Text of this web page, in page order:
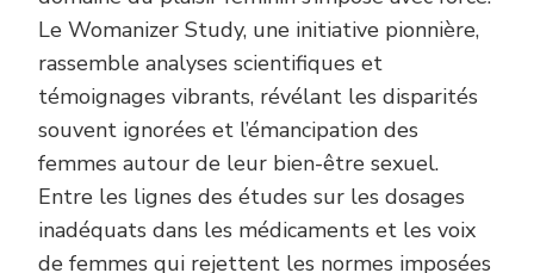
Le Womanizer Study, une initiative pionnière,
rassemble analyses scientifiques et
témoignages vibrants, révélant les disparités
souvent ignorées et l’émancipation des
femmes autour de leur bien-être sexuel.
Entre les lignes des études sur les dosages
inadéquats dans les médicaments et les voix
de femmes qui rejettent les normes imposées